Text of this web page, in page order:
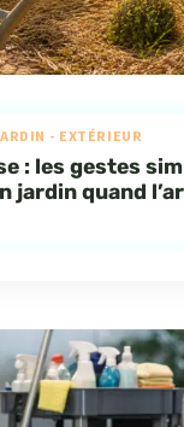
- EXTÉRIEUR
: les gestes
jardin quand